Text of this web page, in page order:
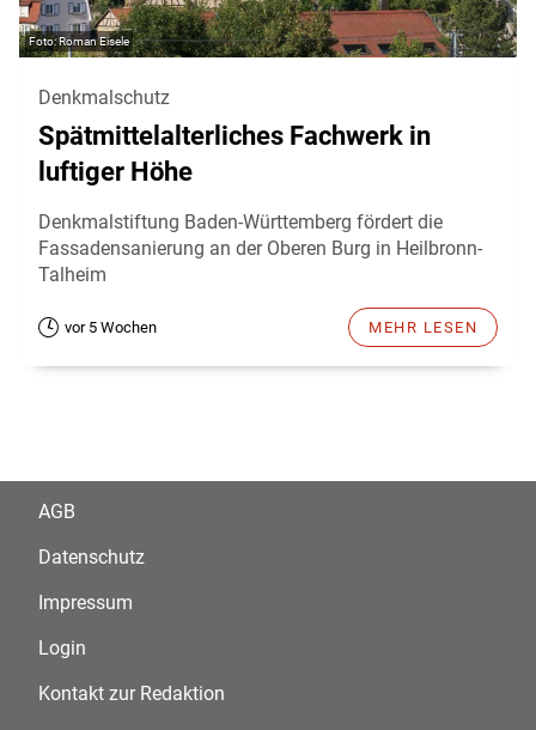
Roman Eisele
Denkmalschutz
Spätmittelalterliches Fachwerk in
luftiger Höhe
Denkmalstiftung Baden-Württemberg fördert die
Fassadensanierung an der Oberen Burg in Heilbronn-
Talheim
vor 5 Wochen MEHR LESEN
AGB
Datenschutz
Impressum
Login
Kontakt zur Redaktion